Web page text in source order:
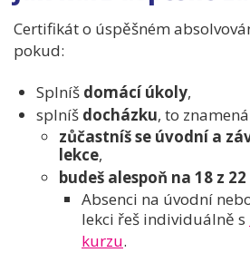
Certifikát o úspěšném
pokud:
Splníš domácí úkoly,
splníš docházku, to
zůčastníš se úvodní a
lekce,
budeš alespoň na 18 z
Absenci na úvodní
lekci řeš individuálně s
kurzu.